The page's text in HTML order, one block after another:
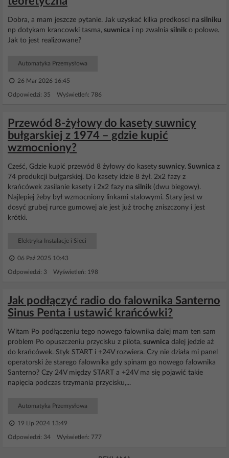
Dobra, a mam jeszcze pytanie. Jak uzyskać kilka predkosci na silniku
np dotykam krancowki tasma, suwnica i np zwalnia silnik o polowe.
Jak to jest realizowane?
Automatyka Przemysłowa
26 Mar 2026 16:45
Odpowiedzi: 35 Wyświetleń: 786
Przewód 8-żyłowy do kasety suwnicy
bułgarskiej z 1974 – gdzie kupić
wzmocniony?
Cześć, Gdzie kupić przewód 8 żyłowy do kasety suwnicy. Suwnica z
74 produkcji bułgarskiej. Do kasety idzie 8 żył. 2x2 fazy z
krańcówek zasilanie kasety i 2x2 fazy na silnik (dwu biegowy).
Najlepiej żeby był wzmocniony linkami stalowymi. Stary jest w
dosyć grubej rurce gumowej ale jest już trochę zniszczony i jest
krótki.
Elektryka Instalacje i Sieci
06 Paź 2025 10:43
Odpowiedzi: 3 Wyświetleń: 198
Jak podłączyć radio do falownika Santerno
Sinus Penta i ustawić krańcówki?
Witam Po podłączeniu tego nowego falownika dalej mam ten sam
problem Po opuszczeniu przycisku z pilota, suwnica dalej jedzie aż
do krańcówek. Styk START i +24V rozwiera. Czy nie działa mi panel
operatorski że starego falownika gdy spinam go nowego falownika
Santerno? Czy 24V między START a +24V ma się pojawić takie
napięcia podczas trzymania przycisku,...
Automatyka Przemysłowa
19 Lip 2024 13:49
Odpowiedzi: 34 Wyświetleń: 777